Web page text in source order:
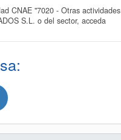
CNAE "7020 - Otras actividades
S.L. o del sector, acceda